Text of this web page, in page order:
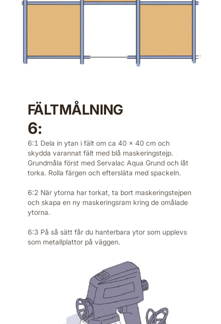
FÄLTMÅLNING
6:
6:1 Dela in ytan i fält om ca 40 x 40 cm och
skydda varannat fält med blå maskeringstejp.
Grundmåla först med Servalac Aqua Grund och låt
torka. Rolla färgen och eftersläta med spackeln.
6:2 När ytorna har torkat, ta bort maskeringstejpen
och skapa en ny maskeringsram kring de omålade
ytorna.
6:3 På så sätt får du hanterbara ytor som upplevs
som metall­plattor på väggen.